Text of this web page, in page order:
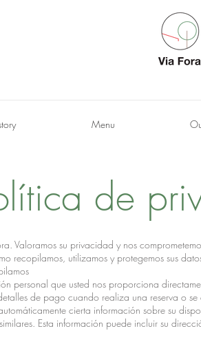
Menu
de
Valoramos su privacidad y nos
recopilamos, utilizamos y protegemos sus
personal que usted nos proporciona
de pago cuando realiza una reserva o
cierta información sobre su
Esta información puede incluir su